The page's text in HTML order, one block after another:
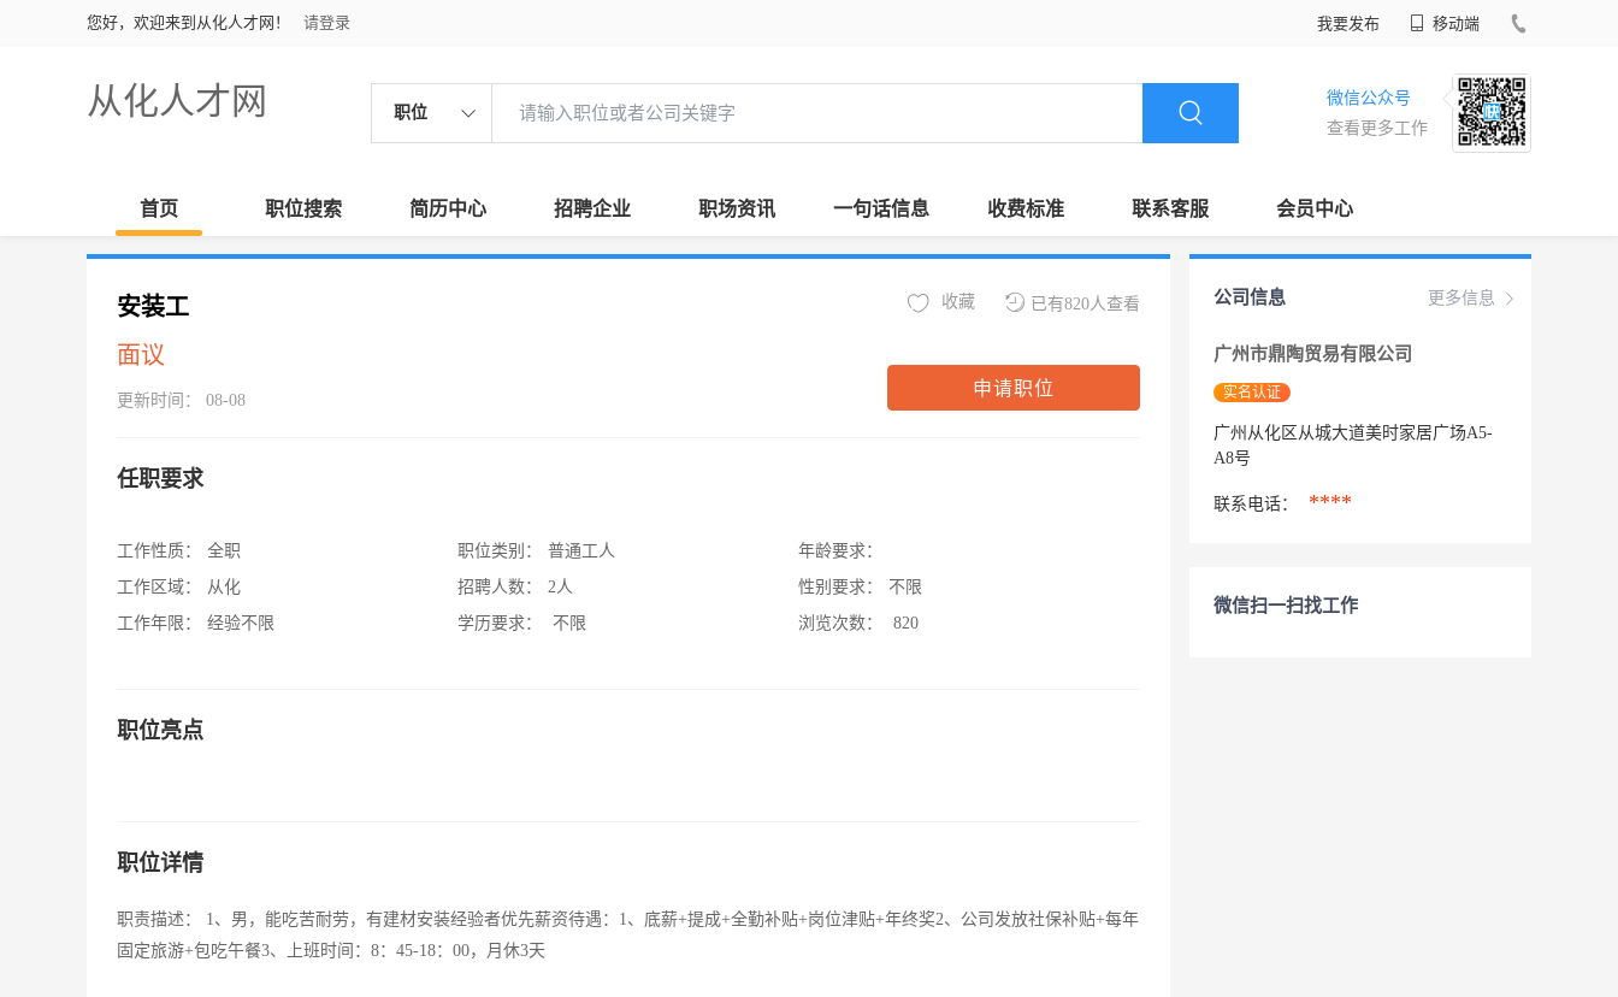
您好，欢迎来到从化人才网！ 请登录 我要发布 移动端
从化人才网 职位
微信公众号
查看更多工作
首页 职位搜索 简历中心 招聘企业 职场资讯 一句话信息 收费标准 联系客服 会员中心
安装工
面议
更新时间： 08-08
已有820人查看
收藏
申请职位
任职要求
工作性质：
全职
工作区域：
从化
工作年限：
经验不限
职位类别：
普通工人
招聘人数：
2人
学历要求：
不限
年龄要求：
性别要求：
不限
浏览次数：
820
职位亮点
职位详情
职责描述： 1、男，能吃苦耐劳，有建材安装经验者优先薪资待遇：1、底薪+提成+全勤补贴+岗位津贴+年终奖2、公司发放社保补贴+每年
固定旅游+包吃午餐3、上班时间：8：45-18：00，月休3天
更多信息
公司信息
广州市鼎陶贸易有限公司
实名认证
广州从化区从城大道美时家居广场A5-
A8号
联系电话： ****
微信扫一扫找工作